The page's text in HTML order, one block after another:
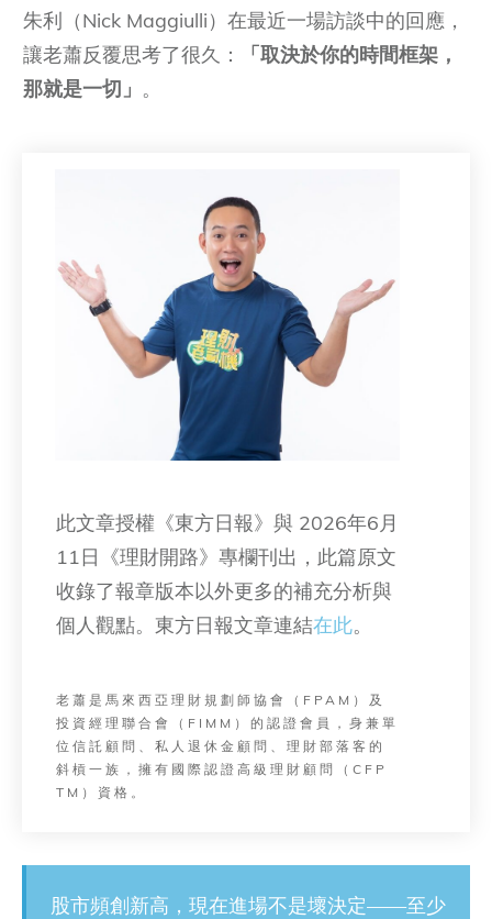
朱利（Nick Maggiulli）在最近一場訪談中的回應，
讓老蕭反覆思考了很久：
「取決於你的時間框架，
那就是一切」 。
此文章授權《東方日報》與 2026年6月
11日《理財開路》專欄刊出，此篇原文
收錄了報章版本以外更多的補充分析與
個人觀點。東方日報文章連結在此。
老蕭是馬來西亞理財規劃師協會（FPAM）及
投資經理聯合會（FIMM）的認證會員，身兼單
位信託顧問、私人退休金顧問、理財部落客的
斜槓一族，擁有國際認證高級理財顧問（CFP
TM）資格。
股市頻創新高，現在進場不是壞決定——至少